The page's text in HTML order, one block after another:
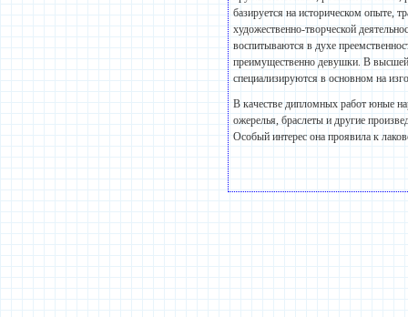
базируется на историческом опыте,
художественно-творческой
воспитываются в духе
преимущественно девушки. В
специализируются в основном на
В качестве дипломных работ юные
ожерелья, браслеты и другие
Особый интерес она проявила к